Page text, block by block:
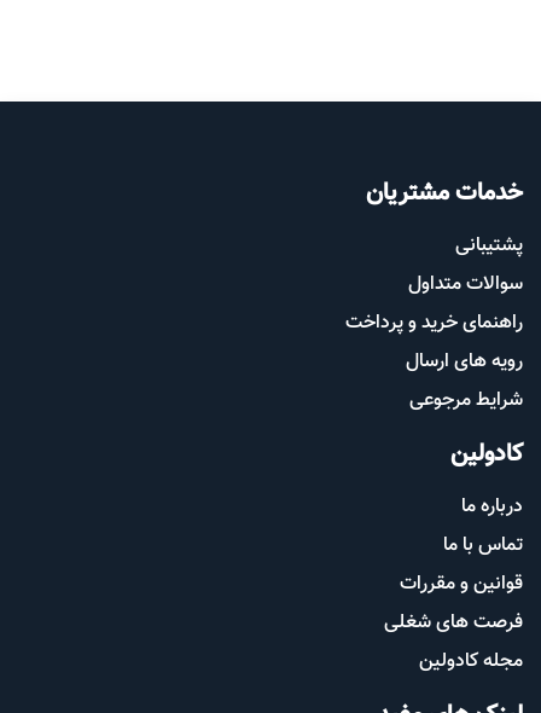
خدمات مشتریان
پشتیب​​انی
سوالات متداول
راهنمای خرید و پرداخت
رویه های ارسال
شرایط مرجوعی
کادولین
درباره ما
تماس با ما
قوانین و مقررات
فرصت های شغلی
مجله کادولین